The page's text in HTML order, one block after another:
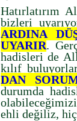
Hatırlatırım
bizleri
ARDINA
UYARIR.
hadisleri de
kılıf
DAN
durumda
ehli değiliz, hiç